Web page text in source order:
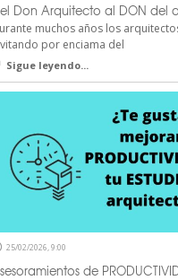
Don Arquitecto al DON del
muchos años los
por enciama del
Sigue leyendo...
25/02/2026, 9:00
de